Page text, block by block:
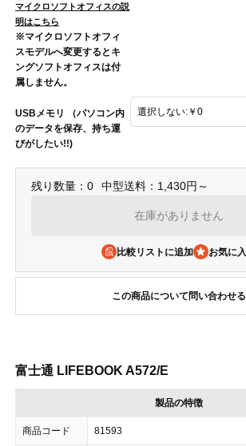
マイクロソフトオフィスの説
明はこちら
※マイクロソフトオフィ
スモデルへ変更するとキ
ングソフトオフィスは付
属しません。
USBメモリ （パソコン内
のデータを保存、持ち運
びがしたい!!)
残り数量：0 中型送料：1,430円～
在庫がありません
比較リストに追加
この商品について問い合わせる
富士通 LIFEBOOK A572/E
製品の特徴
商品コード 81593